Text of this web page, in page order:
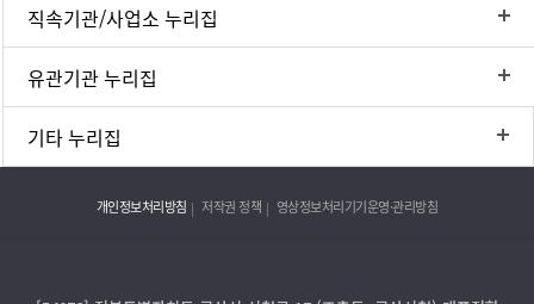
직속기관/사업소 누리집
유관기관 누리집
기타 누리집
개인정보처리방침 저작권 정책 영상정보처리기기운영·관리방침